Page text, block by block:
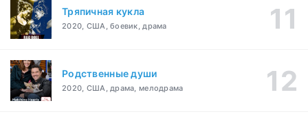
Тряпичная кукла
2020, США, боевик, драма
Родственные души
2020, США, драма, мелодрама